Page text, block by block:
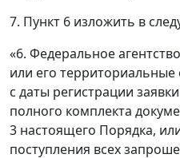
7. Пункт 6 изложить в
«6. Федеральное
или его
с даты регистрации
полного комплекта
3 настоящего Порядка,
поступления всех